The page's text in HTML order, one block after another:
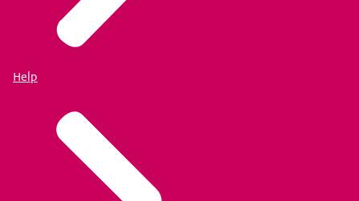
Help